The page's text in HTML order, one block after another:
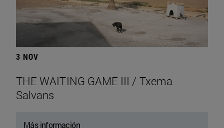
3 NOV
THE WAITING GAME III / Txema
Salvans
Más información